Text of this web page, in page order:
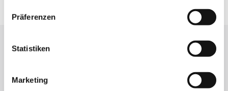
Präferenzen
Statistiken
Marketing
Lassen Sie sich inspirieren!
Mit unserem Newsletter bleiben Sie zu Events,
Highlights und aktuellen Angeboten in